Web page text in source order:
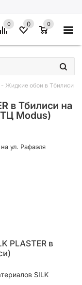
0 0 0
×
- Жидкие обои в Тбилиси
в Тбилиси на
Modus)
ул. Рафаэля
PLASTER в
SILK